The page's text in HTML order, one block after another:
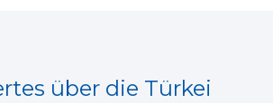
über die Türkei